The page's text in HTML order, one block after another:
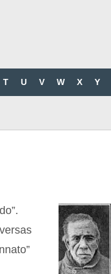
T U V W X Y